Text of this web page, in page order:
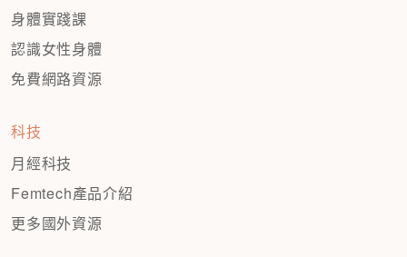
身體實踐課
認識女性身體
免費網路資源
科技
月經科技
Femtech產品介紹
更多國外資源